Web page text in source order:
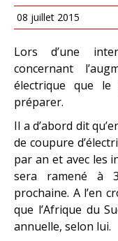
08 juillet 2015
Lors d’une
concernant
électrique que
préparer.
Il a d’abord dit
de coupure
par an et avec les
sera ramené à
prochaine. A l’en
que l’Afrique du
annuelle, selon lui.